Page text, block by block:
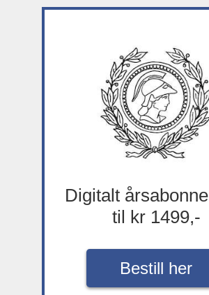
Digitalt
til kr 1499,-
Bestill her